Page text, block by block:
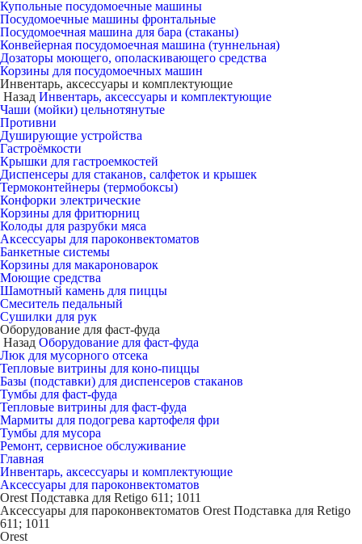
Купольные посудомоечные машины
Посудомоечные машины фронтальные
Посудомоечная машина для бара (стаканы)
Конвейерная посудомоечная машина (туннельная)
Дозаторы моющего, ополаскивающего средства
Корзины для посудомоечных машин
Инвентарь, аксессуары и комплектующие
Назад Инвентарь, аксессуары и комплектующие
Чаши (мойки) цельнотянутые
Противни
Душирующие устройства
Гастроёмкости
Крышки для гастроемкостей
Диспенсеры для стаканов, салфеток и крышек
Термоконтейнеры (термобоксы)
Конфорки электрические
Корзины для фритюрниц
Колоды для разрубки мяса
Аксессуары для пароконвектоматов
Банкетные системы
Корзины для макароноварок
Моющие средства
Шамотный камень для пиццы
Смеситель педальный
Сушилки для рук
Оборудование для фаст-фуда
Назад Оборудование для фаст-фуда
Люк для мусорного отсека
Тепловые витрины для коно-пиццы
Базы (подставки) для диспенсеров стаканов
Тумбы для фаст-фуда
Тепловые витрины для фаст-фуда
Мармиты для подогрева картофеля фри
Тумбы для мусора
Ремонт, сервисное обслуживание
Главная
Инвентарь, аксессуары и комплектующие
Аксессуары для пароконвектоматов
Orest Подставка для Retigo 611; 1011
Аксессуары для пароконвектоматов Orest Подставка для Retigo
611; 1011
Orest